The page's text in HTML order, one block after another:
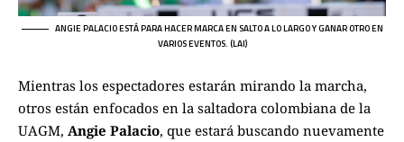
ANGIE PALACIO ESTÁ PARA HACER MARCA EN SALTO A LO LARGO Y GANAR OTRO EN
VARIOS EVENTOS. (LAI)
Mientras los espectadores estarán mirando la marcha,
otros están enfocados en la saltadora colombiana de la
UAGM, Angie Palacio, que estará buscando nuevamente